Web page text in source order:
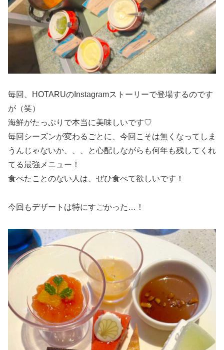
毎回、HOTARUのInstagramストーリーで登場するのです
が（笑）
海鮮がたっぷりで本当に美味しいです♡
毎回シーズンが変わるごとに、今回こそは無くなってしま
うんじゃないか、、、と心配しながらも何年も残してくれ
てる最強メニュー！
食べたことのない人は、ぜひ食べて欲しいです！
今回もデザートは特にすごかった…！